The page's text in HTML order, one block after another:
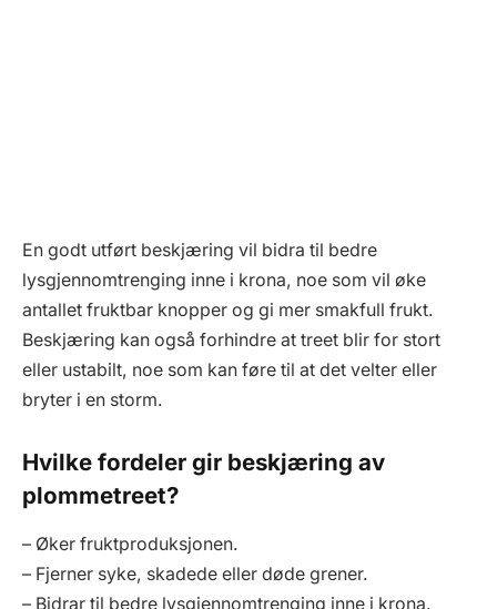
En godt utført beskjæring vil bidra til bedre
lysgjennomtrenging inne i krona, noe som vil øke
antallet fruktbar knopper og gi mer smakfull frukt.
Beskjæring kan også forhindre at treet blir for stort
eller ustabilt, noe som kan føre til at det velter eller
bryter i en storm.
Hvilke fordeler gir beskjæring av
plommetreet?
– Øker fruktproduksjonen.
– Fjerner syke, skadede eller døde grener.
– Bidrar til bedre lysgjennomtrenging inne i krona.